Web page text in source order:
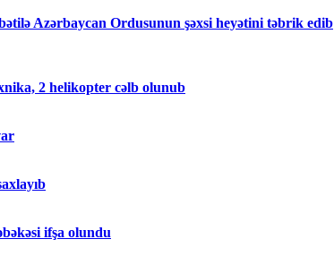
Azərbaycan Ordusunun şəxsi heyətini təbrik edib
2 helikopter cəlb olunub
ifşa olundu